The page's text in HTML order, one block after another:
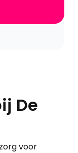
De
voor